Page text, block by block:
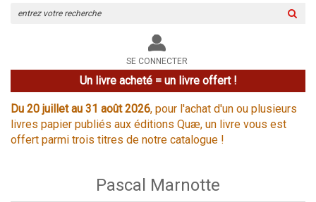
le
site
SE CONNECTER
Un livre acheté = un livre offert !
Du 20 juillet au 31 août 2026, pour l'achat d'un ou plusieurs
livres papier publiés aux éditions Quæ, un livre vous est
offert parmi trois titres de notre catalogue !
Pascal Marnotte